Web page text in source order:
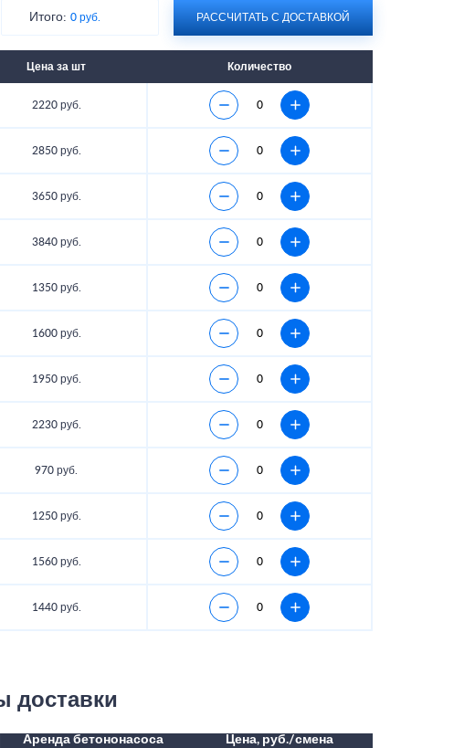
Итого:0 руб. РАССЧИТАТЬ С ДОСТАВКОЙ
Цена за шт Количество
2220 руб.
2850 руб.
3650 руб.
3840 руб.
1350 руб.
1600 руб.
1950 руб.
2230 руб.
970 руб.
1250 руб.
1560 руб.
1440 руб.
доставки
Аренда бетононасоса Цена, руб./смена